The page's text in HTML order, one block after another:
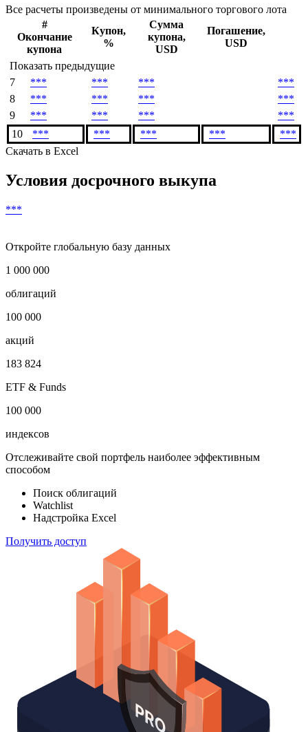
Денежный поток
Все расчеты произведены от минимального торгового лота
#
Окончание
купона
Купон,
%
купона,
Показать предыдущие
7
*** *** ***
***
8
*** *** ***
***
10
*** *** *** ***
Откройте глобальную базу данных
1 000 000
облигаций
100 000
акций
183 824
ETF & Funds
100 000
Отслеживайте свой портфель наиболее эффективным
способом
Поиск облигаций
Надстройка Excel
Получить доступ